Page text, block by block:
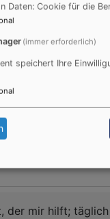
singen, beten, eine
oder erzählen.
immer unter den
veröffentlicht.
der mir hilft;
Daten: Cookie für die
(immer erforderlich)
speichert Ihre